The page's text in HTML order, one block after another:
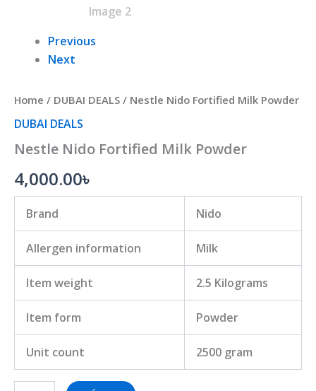
Previous
Next
Home / DUBAI DEALS / Nestle Nido Fortified Milk Powder
DUBAI DEALS
Nestle Nido Fortified Milk Powder
4,000.00৳
Brand Nido
Allergen information Milk
Item weight 2.5 Kilograms
Item form Powder
Unit count 2500 gram